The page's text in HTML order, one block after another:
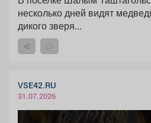
несколько дней видят медведя. О
дикого зверя...
VSE42.RU
31.07.2026